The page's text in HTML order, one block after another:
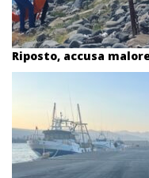
Riposto, accusa